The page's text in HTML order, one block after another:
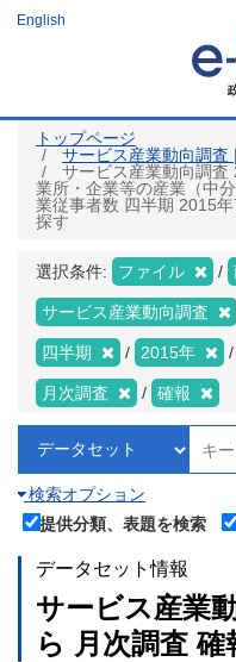
ツ
English
トップページ
サービス産業動向調査
サービス産業動向調
業所・企業等の産業（中
業従事者数 四半期 2015
探す
選択条件: ファイル
サービス産業動向調査
四半期 2015年
月次調査 確報
検索オプション
提供分類、表題を検索
データセット情報
サービス産業
ら 月次調査 確